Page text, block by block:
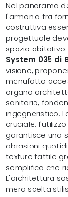
Nel panorama
l'armonia tra
costruttiva
progettuale
spazio abitativo.
System 035 di
visione,
manufatto
organo
sanitario,
ingegneristico.
cruciale:
garantisce una
abrasioni
texture tattile
semplifica che
L'architettura
mera scelta